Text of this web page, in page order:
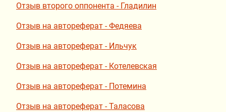
Отзыв второго оппонента - Гладилин
Отзыв на автореферат - Федяева
Отзыв на автореферат - Ильчук
Отзыв на автореферат - Котелевская
Отзыв на автореферат - Потемина
Отзыв на автореферат - Таласова